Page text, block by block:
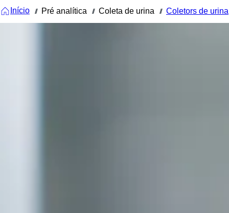
Início /// Pré analítica /// Coleta de urina /// Coletors de urina